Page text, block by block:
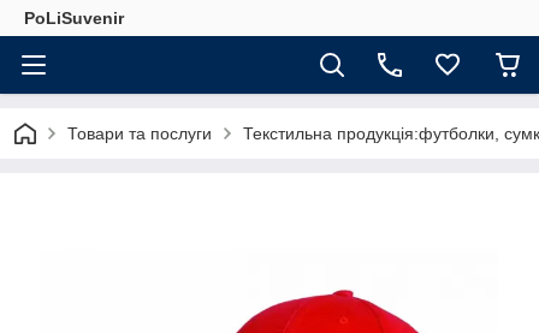
PoLiSuvenir
Товари та послуги Текстильна продукція:футболки,